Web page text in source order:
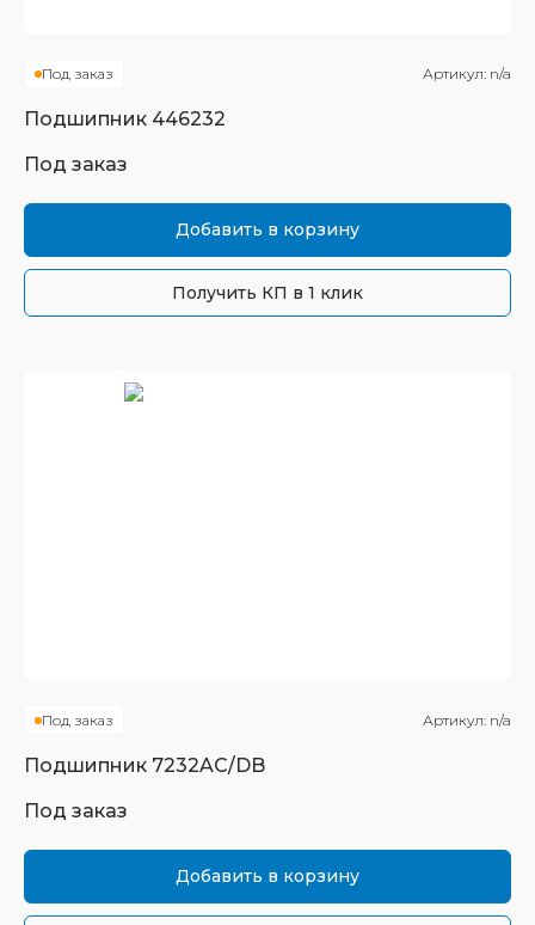
Под заказ Артикул: n/a
Подшипник 446232
Под заказ
Добавить в корзину
Получить КП в 1 клик
Под заказ Артикул: n/a
Подшипник 7232AC/DB
Под заказ
Добавить в корзину